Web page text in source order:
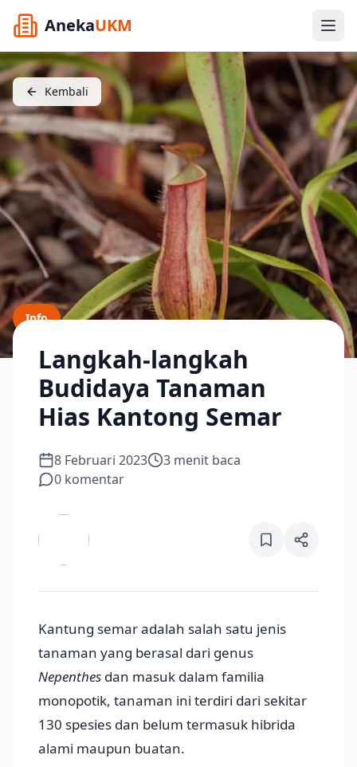
AnekaUKM
Kembali
Info
Langkah-langkah
Budidaya Tanaman
Hias Kantong Semar
8 Februari 2023 3 menit baca
0 komentar
Kantung semar adalah salah satu jenis
tanaman yang berasal dari genus
Nepenthes dan masuk dalam familia
monopotik, tanaman ini terdiri dari sekitar
130 spesies dan belum termasuk hibrida
alami maupun buatan.